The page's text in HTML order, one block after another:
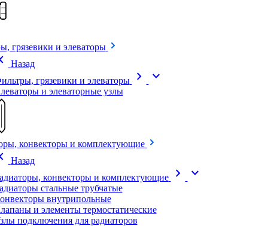
грязевики и элеваторы
Назад
грязевики и элеваторы
chevron_right expand_more
и элеваторные узлы
конвекторы и комплектующие
Назад
конвекторы и комплектующие
chevron_right expand_more
стальные трубчатые
внутрипольные
и элементы термостатические
подключения для радиаторов